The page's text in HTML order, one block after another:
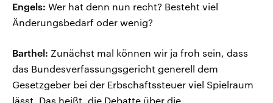
Engels: Wer hat denn nun recht? Besteht viel
Änderungsbedarf oder wenig?
Barthel: Zunächst mal können wir ja froh sein, dass
das Bundesverfassungsgericht generell dem
Gesetzgeber bei der Erbschaftssteuer viel Spielraum
lässt. Das heißt, die Debatte über die